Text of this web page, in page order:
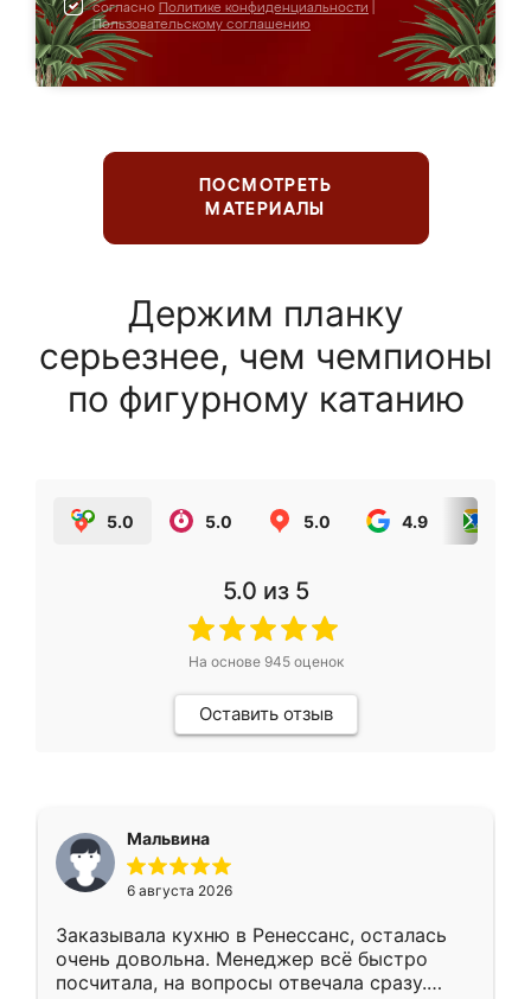
согласно Политике конфиденциальности
Пользовательскому соглашению
ПОСМОТРЕТЬ
МАТЕРИАЛЫ
Держим планку
серьезнее, чем чемпионы
по фигурному катанию
5.0 5.0 5.0 4.9
5.0 из 5
На основе 945оценок
Оставить отзыв
Мальвина
6 августа 2026
Заказывала кухню в Ренессанс, осталась
очень довольна. Менеджер всё быстро
посчитала, на вопросы отвечала сразу.